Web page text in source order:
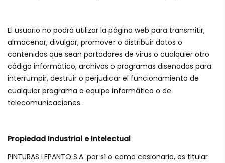
El usuario no podrá utilizar la página web para transmitir,
almacenar, divulgar, promover o distribuir datos o
contenidos que sean portadores de virus o cualquier otro
código informático, archivos o programas diseñados para
interrumpir, destruir o perjudicar el funcionamiento de
cualquier programa o equipo informático o de
telecomunicaciones.
Propiedad Industrial e Intelectual
PINTURAS LEPANTO S.A. por sí o como cesionaria, es titular